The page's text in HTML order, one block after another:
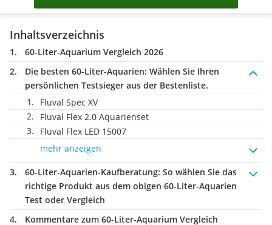
Inhaltsverzeichnis
60-Liter-Aquarium Vergleich 2026
Die besten 60-Liter-Aquarien: Wählen Sie Ihren
persönlichen Testsieger aus der Bestenliste.
Fluval Spec XV
Fluval Flex 2.0 Aquarienset
Fluval Flex LED 15007
mehr anzeigen
60-Liter-Aquarien-Kaufberatung: So wählen Sie das
richtige Produkt aus dem obigen 60-Liter-Aquarien
Test oder Vergleich
Kommentare zum 60-Liter-Aquarium Vergleich